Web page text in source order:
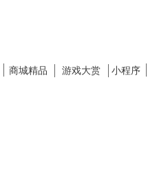
商城精品 游戏大赏 小程序